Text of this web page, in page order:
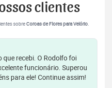
clientes
sobreCoroas de Flores para Velório.
recebi. O Rodolfo foi
funcionário. Superou
para ele! Continue assim!